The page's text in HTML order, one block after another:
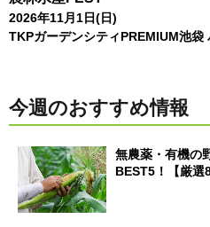
2026年11月1日(日)
TKPガーデンシティPREMIUM池袋
今週のおすすめ情報
無農薬・有機の
BEST5！【厳選